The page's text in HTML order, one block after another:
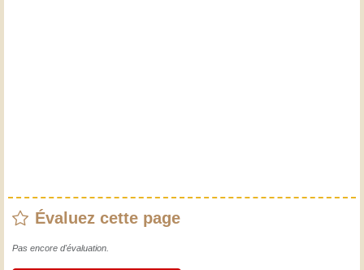
Évaluez cette page
Pas encore d'évaluation.